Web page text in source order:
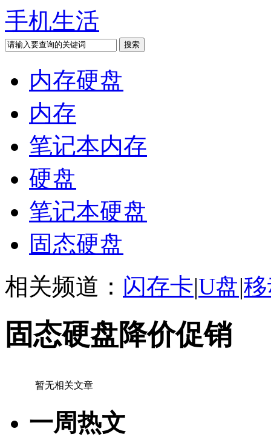
手机生活
内存硬盘
内存
笔记本内存
硬盘
笔记本硬盘
固态硬盘
相关频道： 闪存卡|U盘|
固态硬盘降价促销
暂无相关文章
一周热文